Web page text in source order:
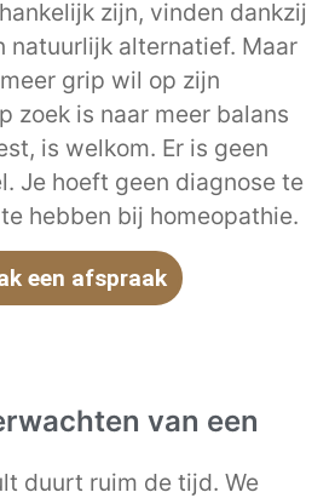
zijn, vinden dankzij
natuurlijk alternatief. Maar
grip wil op zijn
zoek is naar meer balans
is welkom. Er is geen
Je hoeft geen diagnose te
hebben bij homeopathie.
een afspraak
van een
duurt ruim de tijd. We